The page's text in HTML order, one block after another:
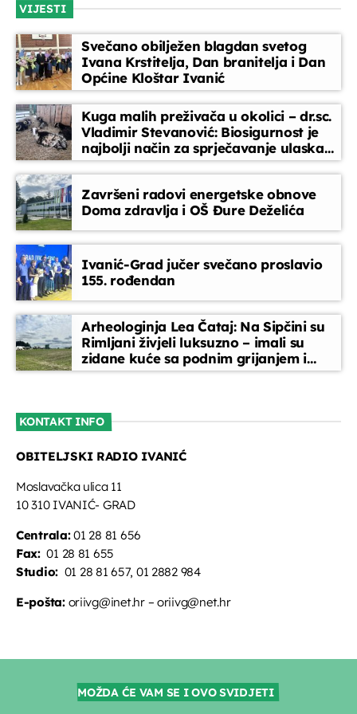
Između redaka
19:30 - 19:45
Glazbeni blok
19:45 - 20:45
Vijesti
20:45 - 20:50
Na žeravici
21:00 - 22:00
dana' donosimo pregled ključnih vijesti, izjava i zbivanja
koja su obilježila dan u Ivanić-Gradu, Hrvatskoj i svijetu.
Sve na jednom mjestu, jasno i sažeto.
VIJESTI
Svečano obilježen blagdan svetog
Ivana Krstitelja, Dan branitelja i Dan
Općine Kloštar Ivanić
Kuga malih preživača u okolici – dr.sc.
Vladimir Stevanović: Biosigurnost je
najbolji način za sprječavanje ulaska
bolesti
Završeni radovi energetske obnove
Doma zdravlja i OŠ Đure Deželića
Ivanić-Grad jučer svečano proslavio
155. rođendan
Arheologinja Lea Čataj: Na Sipčini su
Rimljani živjeli luksuzno – imali su
zidane kuće sa podnim grijanjem i
oslikanim zidovima
KONTAKT INFO
OBITELJSKI RADIO IVANIĆ
Moslavačka ulica 11
10 310 IVANIĆ- GRAD
Centrala:01 28 81 656
Fax:01 28 81 655
Studio: 01 28 81 657, 01 2882 984
E-pošta:oriivg@inet.hr – oriivg@net.hr
MOŽDA ĆE VAM SE I OVO SVIDJETI